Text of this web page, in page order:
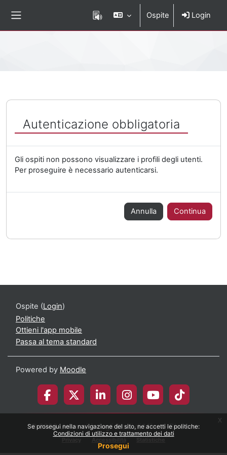
Se prosegui nella navigazione del sito, ne accetti le politiche:
Condizioni di utilizzo e trattamento dei dati
Prosegui
x
Ospite Login
Autenticazione obbligatoria
Gli ospiti non possono visualizzare i profili degli utenti.
Per proseguire è necessario autenticarsi.
Annulla Continua
Ospite (Login)
Politiche
Ottieni l'app mobile
Passa al tema standard
Powered by Moodle
© 2026 Università degli Studi di Milano-Bicocca